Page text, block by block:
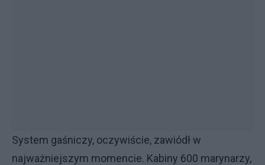
System gaśniczy, oczywiście, zawiódł w
najważniejszym momencie. Kabiny 600 marynarzy,